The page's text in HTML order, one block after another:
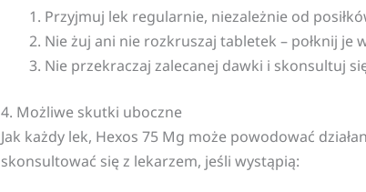
Przyjmuj lek regularnie, niezależnie od
Nie żuj ani nie rozkruszaj tabletek – połknij je
Nie przekraczaj zalecanej dawki i skonsultuj
4. Możliwe skutki uboczne
Jak każdy lek, Hexos 75 Mg może powodować
skonsultować się z lekarzem, jeśli wystąpią: